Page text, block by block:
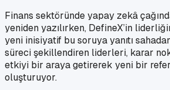
Finans sektöründe yapay zekâ
yeniden yazılırken, DefineX’in
yeni inisiyatif bu soruya yanıtı
süreci şekillendiren liderleri, karar
etkiyi bir araya getirerek yeni bir
oluşturuyor.